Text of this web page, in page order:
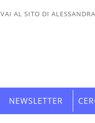
VAI AL SITO DI
NEWSLETTER